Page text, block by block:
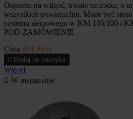
Odporna na wilgoć, trwała szczotka, o
wszystkich powierzchni. Może być
systemu sierpowego w KM 105/100 i
POD ZAMÓWIENIE
Cena 801,96 zł
 Dodaj do koszyka
Więcej
 W magazynie